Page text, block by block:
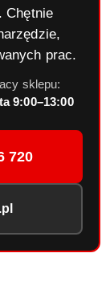
Chętnie
prac.
sklepu:
9:00–13:00
720